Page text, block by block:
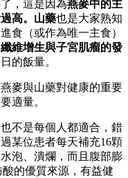
，這是因為燕麥中的主
高。山藥也是大家熟知
食（或作為唯一主食）
維增生與子宮肌瘤的發
的飯量。
麥與山藥對健康的重要
適量。
不是每個人都適合，錯
某位患者每天補充16顆
泡、潰爛，而且腹部膨
酸的優質來源，有益健